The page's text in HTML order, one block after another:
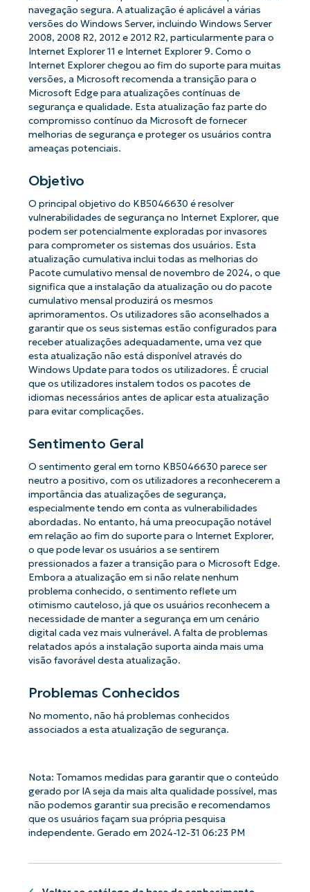
navegação segura. A atualização é aplicável a várias
versões do Windows Server, incluindo Windows Server
2008, 2008 R2, 2012 e 2012 R2, particularmente para o
Internet Explorer 11 e Internet Explorer 9. Como o
Internet Explorer chegou ao fim do suporte para muitas
versões, a Microsoft recomenda a transição para o
Microsoft Edge para atualizações contínuas de
segurança e qualidade. Esta atualização faz parte do
compromisso contínuo da Microsoft de fornecer
melhorias de segurança e proteger os usuários contra
ameaças potenciais.
Objetivo
O principal objetivo do KB5046630 é resolver
vulnerabilidades de segurança no Internet Explorer, que
podem ser potencialmente exploradas por invasores
para comprometer os sistemas dos usuários. Esta
atualização cumulativa inclui todas as melhorias do
Pacote cumulativo mensal de novembro de 2024, o que
significa que a instalação da atualização ou do pacote
cumulativo mensal produzirá os mesmos
aprimoramentos. Os utilizadores são aconselhados a
garantir que os seus sistemas estão configurados para
receber atualizações adequadamente, uma vez que
esta atualização não está disponível através do
Windows Update para todos os utilizadores. É crucial
que os utilizadores instalem todos os pacotes de
idiomas necessários antes de aplicar esta atualização
para evitar complicações.
Sentimento Geral
O sentimento geral em torno KB5046630 parece ser
neutro a positivo, com os utilizadores a reconhecerem a
importância das atualizações de segurança,
especialmente tendo em conta as vulnerabilidades
abordadas. No entanto, há uma preocupação notável
em relação ao fim do suporte para o Internet Explorer,
o que pode levar os usuários a se sentirem
pressionados a fazer a transição para o Microsoft Edge.
Embora a atualização em si não relate nenhum
problema conhecido, o sentimento reflete um
otimismo cauteloso, já que os usuários reconhecem a
necessidade de manter a segurança em um cenário
digital cada vez mais vulnerável. A falta de problemas
relatados após a instalação suporta ainda mais uma
visão favorável desta atualização.
Problemas Conhecidos
No momento, não há problemas conhecidos
associados a esta atualização de segurança.
Nota: Tomamos medidas para garantir que o conteúdo
gerado por IA seja da mais alta qualidade possível, mas
não podemos garantir sua precisão e recomendamos
que os usuários façam sua própria pesquisa
independente. Gerado em 2024-12-31 06:23 PM